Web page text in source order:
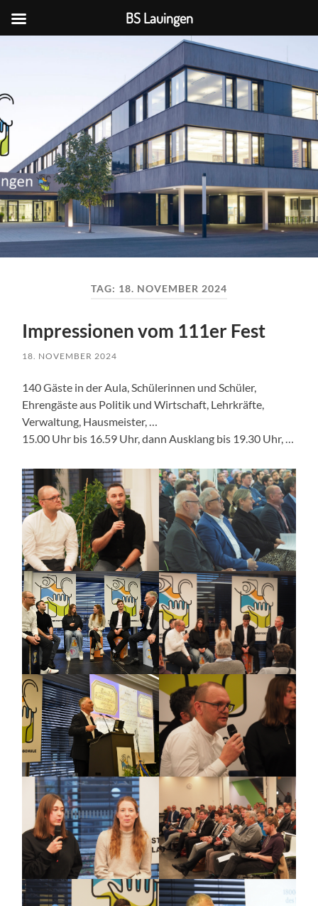
BS
TAG: 18. NOVEMBER 2024
Impressionen vom 111er Fest
18. NOVEMBER 2024
140 Gäste in der Aula, Schülerinnen und Schüler,
Ehrengäste aus Politik und Wirtschaft, Lehrkräfte,
Verwaltung, Hausmeister, …
15.00 Uhr bis 16.59 Uhr, dann Ausklang bis 19.30 Uhr, …
BS Lauingen